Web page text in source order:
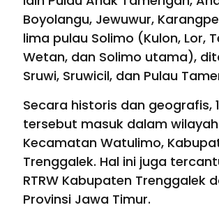
Boyolangu, Jewuwur,
lima pulau Solimo (Kulon, Lor,
Wetan, dan Solimo utama),
Sruwi, Sruwicil, dan Pulau
Secara historis dan geografis,
tersebut masuk dalam wilayah
Kecamatan Watulimo,
Trenggalek. Hal ini juga
RTRW Kabupaten Trenggalek
Provinsi Jawa Timur.